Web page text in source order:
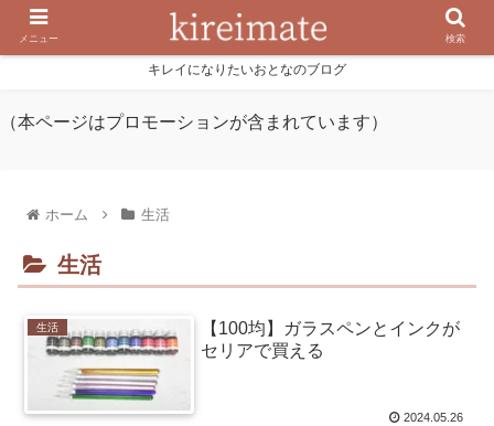
キレイになりたいおとなのブログ
（本ページはプロモーションが含まれています）
ホーム 生活
生活
生活
【100均】ガラスペンとインクが
セリアで買える
2024.05.26
メニュー 検索